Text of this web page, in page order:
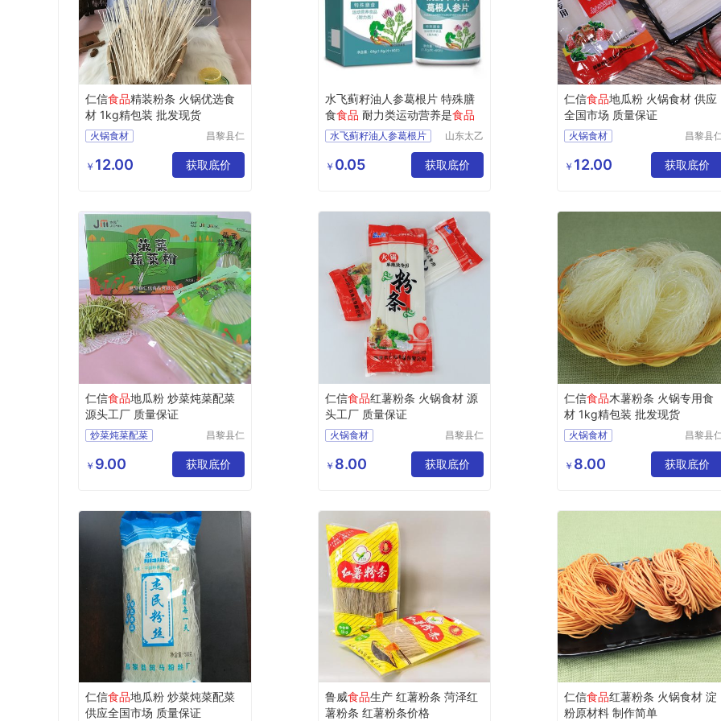
仁信食品精装粉条 火锅优选食
材 1kg精包装 批发现货
火锅食材
昌黎县仁
限公司
￥ 12.00 获取底价
水飞蓟籽油人参葛根片 特殊膳
食食品 耐力类运动营养是食品
水飞蓟籽油人参葛根片
耐力类运动营养是食品
山东太乙
公司
￥ 0.05 获取底价
仁信食品地瓜粉 火锅食材 供应
全国市场 质量保证
火锅食材
昌黎县
限公司
￥ 12.00 获取底价
仁信食品地瓜粉 炒菜炖菜配菜
源头工厂 质量保证
炒菜炖菜配菜
昌黎县仁
限公司
￥ 9.00 获取底价
仁信食品红薯粉条 火锅食材 源
头工厂 质量保证
火锅食材
昌黎县仁
限公司
￥ 8.00 获取底价
仁信食品木薯粉条 火锅专用食
材 1kg精包装 批发现货
火锅食材
昌黎县
限公司
￥ 8.00 获取底价
仁信食品地瓜粉 炒菜炖菜配菜
供应全国市场 质量保证
鲁威食品生产 红薯粉条 菏泽红
薯粉条 红薯粉条价格
仁信食品红薯粉条 火锅食材 淀
粉原材料 制作简单